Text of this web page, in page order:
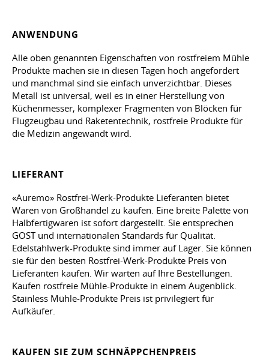
ANWENDUNG
Alle oben genannten Eigenschaften von rostfreiem Mühle
Produkte machen sie in diesen Tagen hoch angefordert
und manchmal sind sie einfach unverzichtbar. Dieses
Metall ist universal, weil es in einer Herstellung von
Küchenmesser, komplexer Fragmenten von Blöcken für
Flugzeugbau und Raketentechnik, rostfreie Produkte für
die Medizin angewandt wird.
LIEFERANT
«Auremo» Rostfrei-Werk-Produkte Lieferanten bietet
Waren von Großhandel zu kaufen. Eine breite Palette von
Halbfertigwaren ist sofort dargestellt. Sie entsprechen
GOST und internationalen Standards für Qualität.
Edelstahlwerk-Produkte sind immer auf Lager. Sie können
sie für den besten Rostfrei-Werk-Produkte Preis von
Lieferanten kaufen. Wir warten auf Ihre Bestellungen.
Kaufen rostfreie Mühle-Produkte in einem Augenblick.
Stainless Mühle-Produkte Preis ist privilegiert für
Aufkäufer.
KAUFEN SIE ZUM SCHNÄPPCHENPREIS